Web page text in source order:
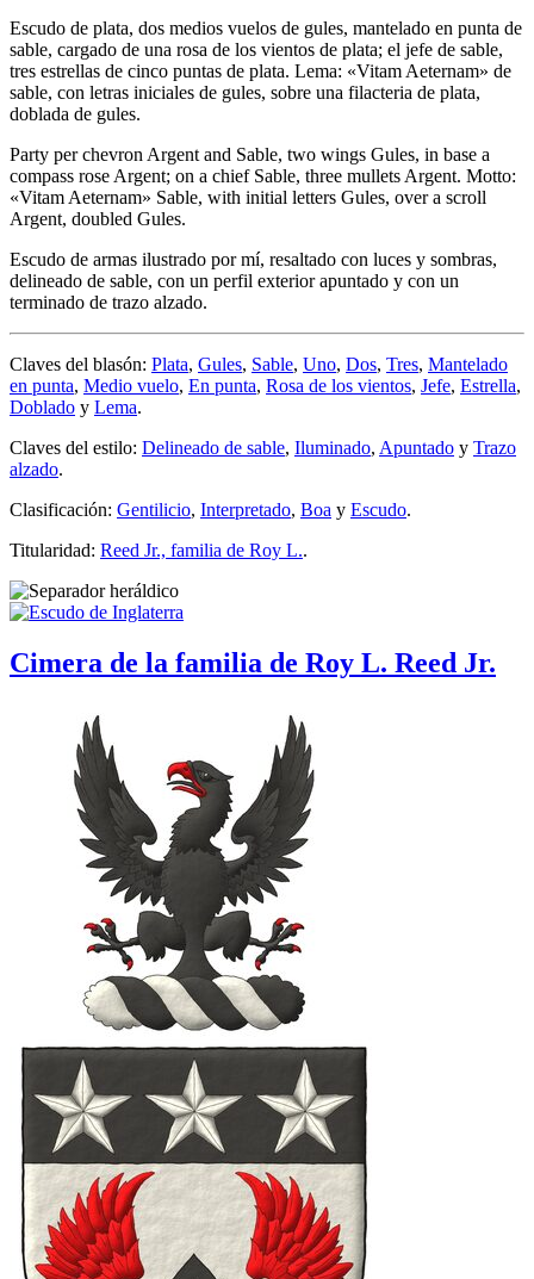
Escudo de plata, dos medios vuelos de gules, mantelado en punta de
sable, cargado de una rosa de los vientos de plata; el jefe de sable,
tres estrellas de cinco puntas de plata. Lema: «Vitam Aeternam» de
sable, con letras iniciales de gules, sobre una filacteria de plata,
doblada de gules.
Party per chevron Argent and Sable, two wings Gules, in base a
compass rose Argent; on a chief Sable, three mullets Argent. Motto:
«Vitam Aeternam» Sable, with initial letters Gules, over a scroll
Argent, doubled Gules.
Escudo de armas ilustrado por mí, resaltado con luces y sombras,
delineado de sable, con un perfil exterior apuntado y con un
terminado de trazo alzado.
Claves del blasón: Plata, Gules, Sable, Uno, Dos, Tres, Mantelado
en punta, Medio vuelo, En punta, Rosa de los vientos, Jefe, Estrella,
Doblado y Lema.
Claves del estilo: Delineado de sable, Iluminado, Apuntado y Trazo
alzado.
Clasificación: Gentilicio, Interpretado, Boa y Escudo.
Titularidad: Reed Jr., familia de Roy L..
Cimera de la familia de Roy L. Reed Jr.